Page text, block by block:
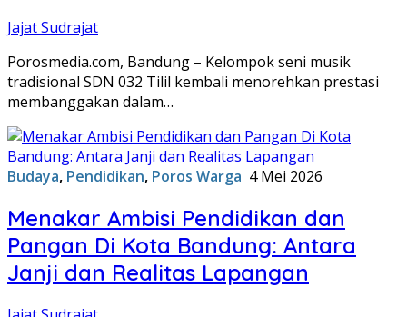
Jajat Sudrajat
Porosmedia.com, Bandung – Kelompok seni musik
tradisional SDN 032 Tilil kembali menorehkan prestasi
membanggakan dalam…
Budaya, Pendidikan, Poros Warga 4 Mei 2026
Menakar Ambisi Pendidikan dan
Pangan Di Kota Bandung: Antara
Janji dan Realitas Lapangan